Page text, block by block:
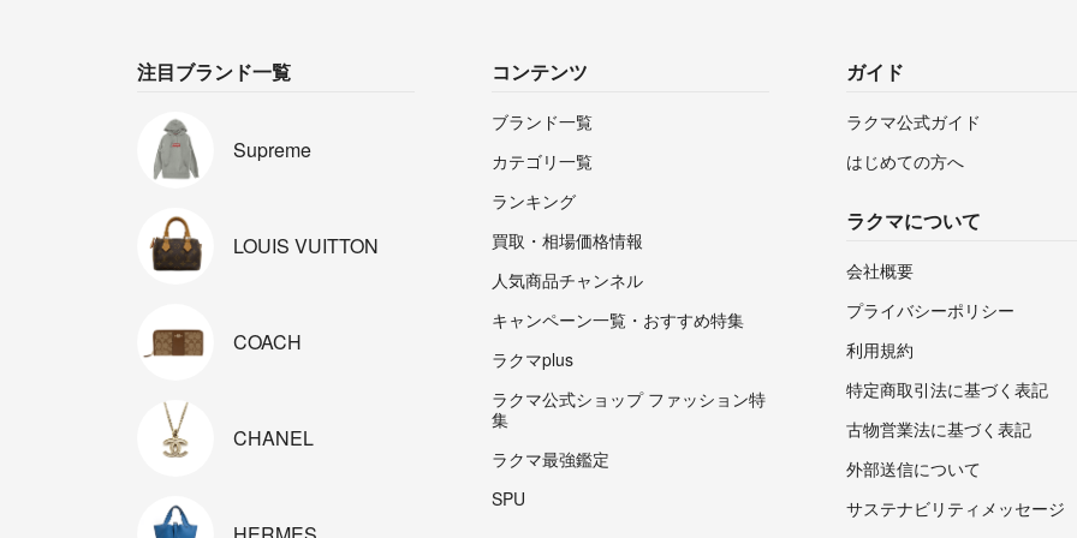
注目ブランド一覧
Supreme
LOUIS VUITTON
COACH
CHANEL
コンテンツ
ブランド一覧
カテゴリ一覧
ランキング
買取・相場価格情報
人気商品チャンネル
キャンペーン一覧・おすすめ特集
ラクマplus
ラクマ公式ショップ ファッション特
集
ラクマ最強鑑定
SPU
ガイド
ラクマ公式ガイド
はじめての方へ
ラクマについて
会社概要
プライバシーポリシー
利用規約
特定商取引法に基づく表記
古物営業法に基づく表記
外部送信について
サステナビリティメッセージ